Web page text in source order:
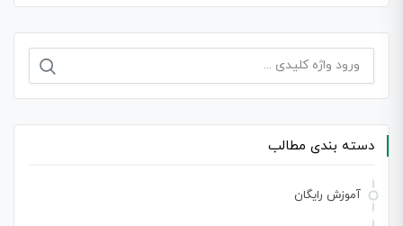
جستجو
برای:
دسته بندی مطالب
آموزش رایگان